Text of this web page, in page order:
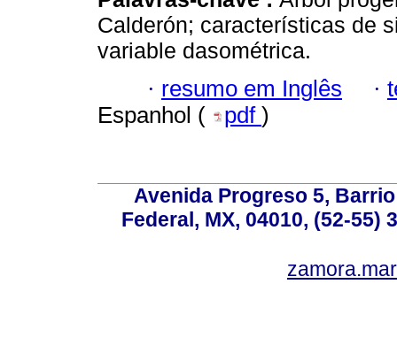
Calderón; características de
variable dasométrica.
· resumo em Inglês ·
Espanhol (
pdf )
Avenida Progreso 5,
Federal, MX, 04010, (52-55)